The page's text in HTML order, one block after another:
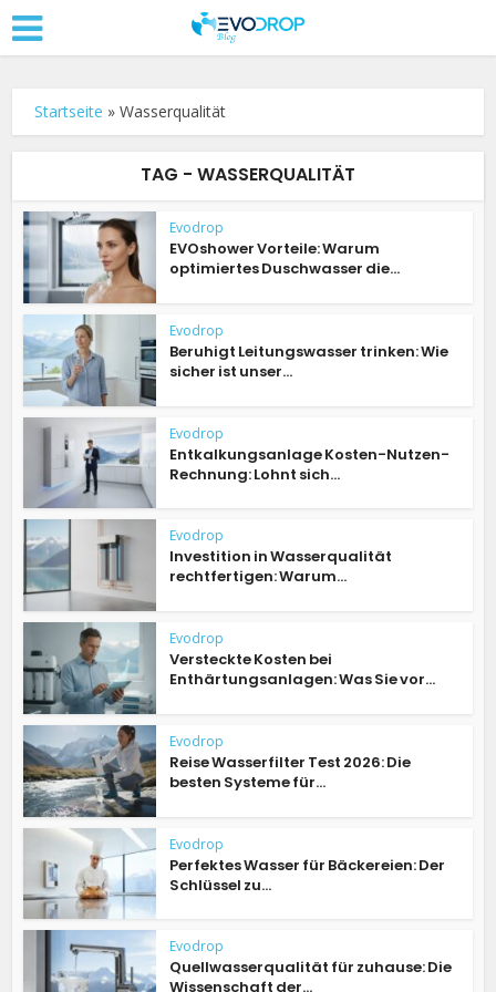
Startseite »Wasserqualität
TAG - WASSERQUALITÄT
Evodrop
EVOshower Vorteile: Warum
optimiertes Duschwasser die...
Evodrop
Beruhigt Leitungswasser trinken: Wie
sicher ist unser...
Evodrop
Entkalkungsanlage Kosten-Nutzen-
Rechnung: Lohnt sich...
Evodrop
Investition in Wasserqualität
rechtfertigen: Warum...
Evodrop
Versteckte Kosten bei
Enthärtungsanlagen: Was Sie vor...
Evodrop
Reise Wasserfilter Test 2026: Die
besten Systeme für...
Evodrop
Perfektes Wasser für Bäckereien: Der
Schlüssel zu...
Evodrop
Quellwasserqualität für zuhause: Die
Wissenschaft der...